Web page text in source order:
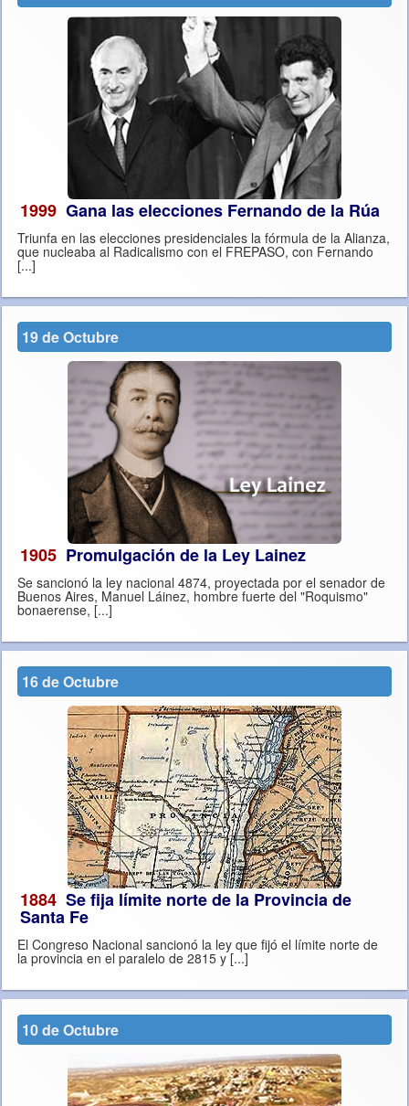
1999 Gana las elecciones Fernando de la Rúa
Triunfa en las elecciones presidenciales la fórmula de la Alianza,
que nucleaba al Radicalismo con el FREPASO, con Fernando
[...]
19 de Octubre
1905 Promulgación de la Ley Lainez
Se sancionó la ley nacional 4874, proyectada por el senador de
Buenos Aires, Manuel Láinez, hombre fuerte del "Roquismo"
bonaerense, [...]
16 de Octubre
1884
Santa Fe
El Congreso Nacional sancionó la ley que fijó el límite norte de
la provincia en el paralelo de 2815 y [...]
10 de Octubre